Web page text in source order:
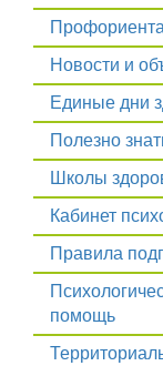
Новости и
Единые дни
Полезно
Школы
Кабинет
Правила
помощь